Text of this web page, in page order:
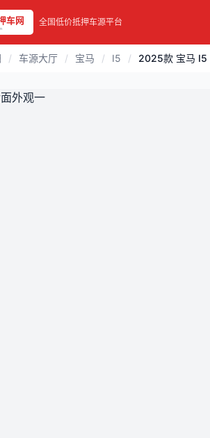
全国低价抵押车源平台
/ 车源大厅 / 宝马 / I5 / 2025款 宝马 I5